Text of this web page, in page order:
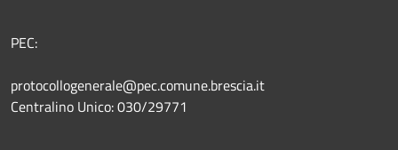
PEC:
protocollogenerale@pec.comune.brescia.it
Centralino Unico: 030/29771